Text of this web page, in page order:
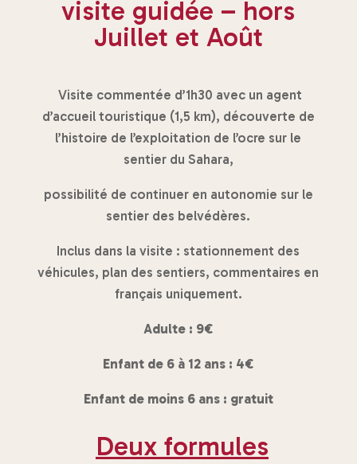
visite guidée – hors
Juillet et Août
Visite commentée d’1h30 avec un agent
d’accueil touristique (1,5 km), découverte de
l’histoire de l’exploitation de l’ocre sur le
sentier du Sahara,
possibilité de continuer en autonomie sur le
sentier des belvédères.
Inclus dans la visite : stationnement des
véhicules, plan des sentiers, commentaires en
français uniquement.
Adulte : 9€
Enfant de 6 à 12 ans : 4€
Enfant de moins 6 ans : gratuit
Deux formules